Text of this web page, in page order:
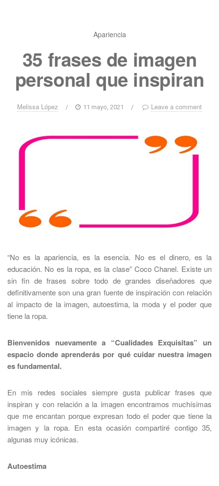
Apariencia
35 frases de imagen
personal que inspiran
Melissa López / 11 mayo, 2021 / Leave a comment
“No es la apariencia, es la esencia. No es el dinero, es la
educación. No es la ropa, es la clase” Coco Chanel. Existe un
sin fin de frases sobre todo de grandes diseñadores que
definitivamente son una gran fuente de inspiración con relación
al impacto de la imagen, autoestima, la moda y el poder que
tiene la ropa.
Bienvenidos nuevamente a “Cualidades Exquisitas” un
espacio donde aprenderás por qué cuidar nuestra imagen
es fundamental.
En mis redes sociales siempre gusta publicar frases que
inspiran y con relación a la imagen encontramos muchísimas
que me encantan porque expresan todo el poder que tiene la
imagen y la ropa. En esta ocasión compartiré contigo 35,
algunas muy icónicas.
Autoestima